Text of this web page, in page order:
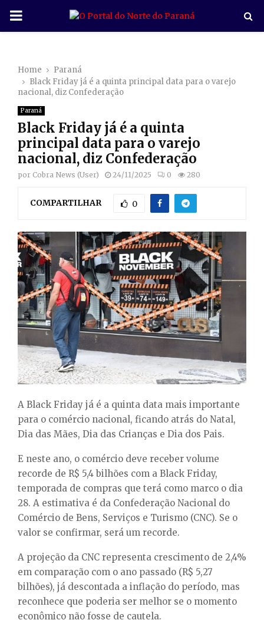
P
M
A
R
M
E
N
U
Home
Paraná
Black Friday já é a quinta principal data para o varejo
nacional, diz Confederação
Paraná
Black Friday já é a quinta
principal data para o varejo
nacional, diz Confederação
por Cobra News (User) 24/11/2025 0 280
COMPARTILHAR 0
A Black Friday já é a quinta data mais importante
para o comércio nacional, ficando atrás do Natal,
Dia das Mães, Dia das Crianças e Dia dos Pais.
E neste ano, o comércio deve receber volume
recorde de R$ 5,4 bilhões com a Black Friday,
temporada de compras que terá como marco o dia
28. A estimativa é da Confederação Nacional do
Comércio de Bens, Serviços e Turismo (CNC). Se o
valor se confirmar, será um recorde.
A projeção da CNC representa crescimento de 2,4%
em comparação com o ano passado (R$ 5,27
bilhões), já descontada a inflação do período, mas
reconhece que poderia ser melhor se o momento
econômico não fosse de cautela.